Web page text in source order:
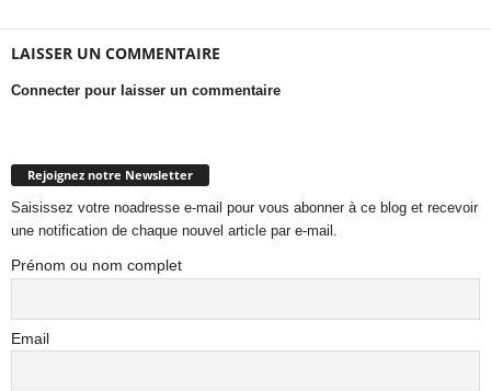
LAISSER UN COMMENTAIRE
Connecter pour laisser un commentaire
Rejoignez notre Newsletter
Saisissez votre noadresse e-mail pour vous abonner à ce blog et recevoir
une notification de chaque nouvel article par e-mail.
Prénom ou nom complet
Email